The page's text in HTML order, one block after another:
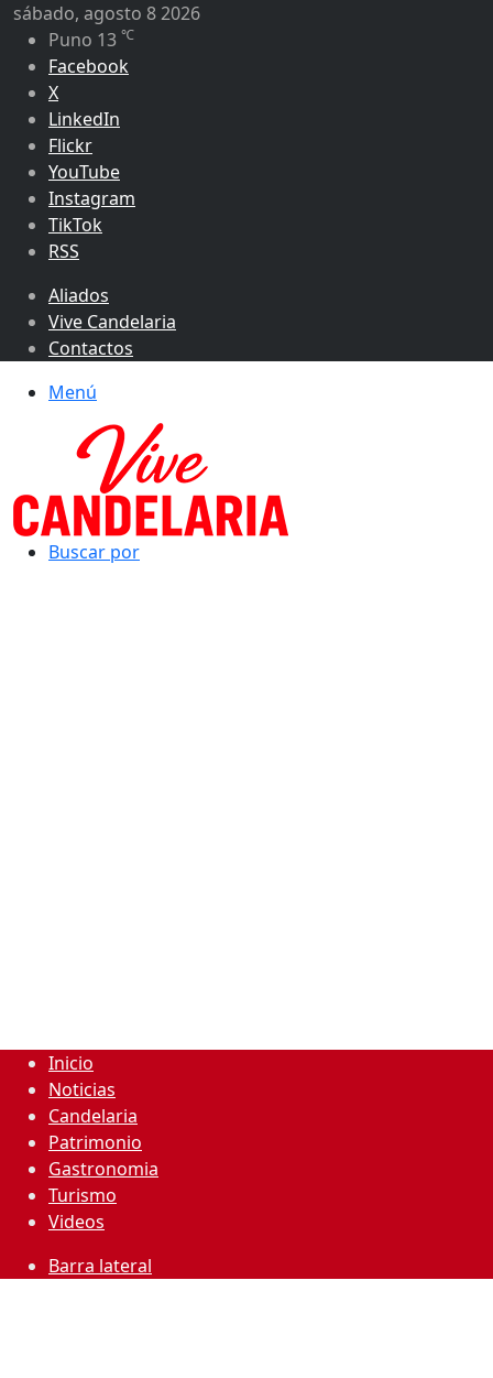
sábado, agosto 8 2026
Puno 13 ℃
Facebook
X
LinkedIn
Flickr
YouTube
Instagram
TikTok
RSS
Aliados
Vive Candelaria
Contactos
Menú
Buscar por
Inicio
Noticias
Candelaria
Patrimonio
Gastronomia
Turismo
Videos
Barra lateral